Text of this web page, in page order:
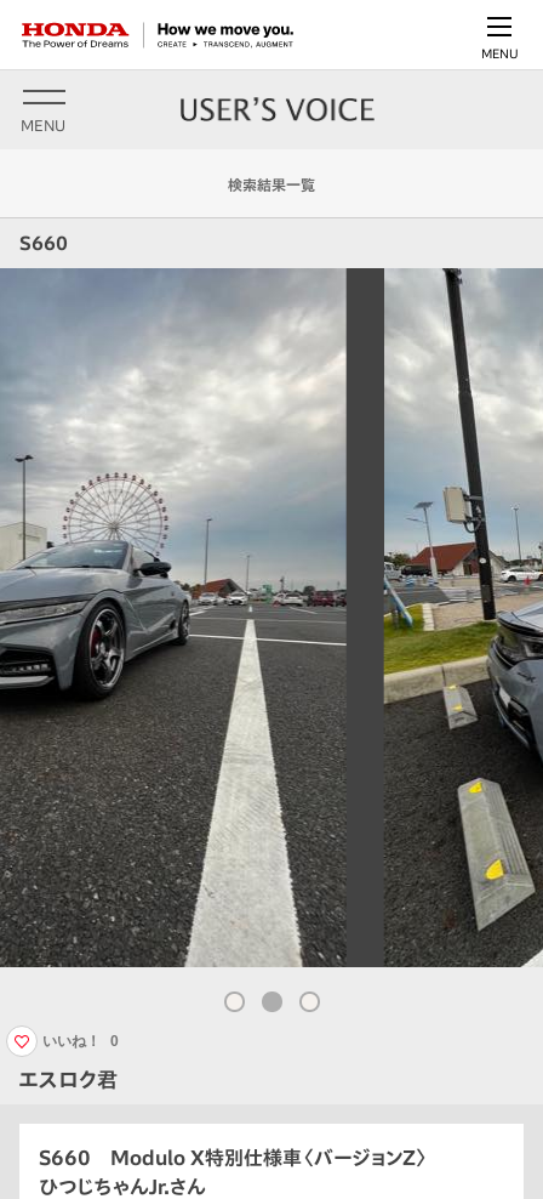
MENU
MENU
検索結果一覧
S660
エスロク君
いいね！ 0
S660 Modulo X特別仕様車〈バージョンZ〉
ひつじちゃんJr.さん